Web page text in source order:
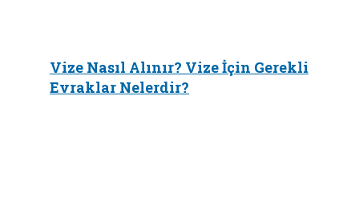
Vize Nasıl Alınır? Vize İçin Gerekli
Evraklar Nelerdir?